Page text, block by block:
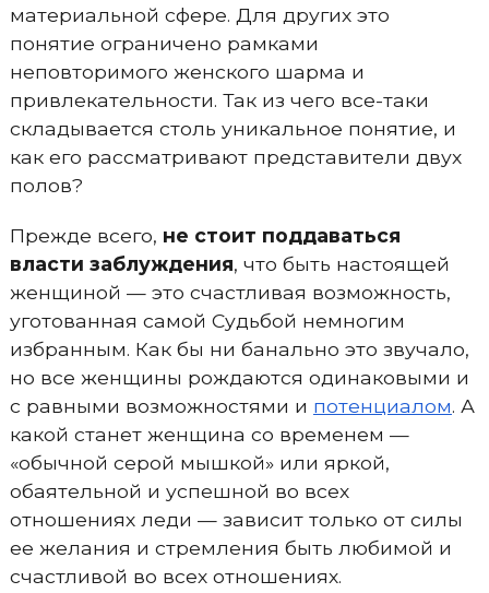
материальной сфере. Для других это
понятие ограничено рамками
неповторимого женского шарма и
привлекательности. Так из чего все-таки
складывается столь уникальное понятие, и
как его рассматривают представители двух
полов?
Прежде всего, не стоит поддаваться
власти заблуждения, что быть настоящей
женщиной — это счастливая возможность,
уготованная самой Судьбой немногим
избранным. Как бы ни банально это звучало,
но все женщины рождаются одинаковыми и
с равными возможностями и потенциалом. А
какой станет женщина со временем —
«обычной серой мышкой» или яркой,
обаятельной и успешной во всех
отношениях леди — зависит только от силы
ее желания и стремления быть любимой и
счастливой во всех отношениях.